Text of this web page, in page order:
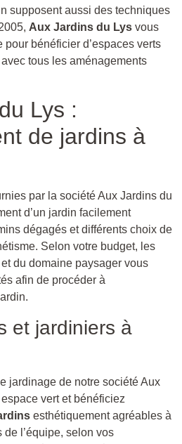
supposent aussi des techniques
Aux Jardins du Lys vous
bénéficier d’espaces verts
tous les aménagements
Lys :
de jardins à
par la société Aux Jardins du
d’un jardin facilement
dégagés et différents choix de
Selon votre budget, les
du domaine paysager vous
afin de procéder à
et jardiniers à
jardinage de notre société Aux
vert et bénéficiez
esthétiquement agréables à
l’équipe, selon vos